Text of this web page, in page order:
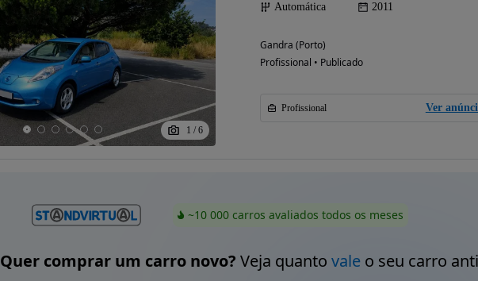
1 / 6
Automática
2011
Gandra (Porto)
Profissional • Publicado
Profissional Ver
~10 000 carros avaliados todos os meses
Quer comprar um carro novo? Veja quanto valeo seu carro